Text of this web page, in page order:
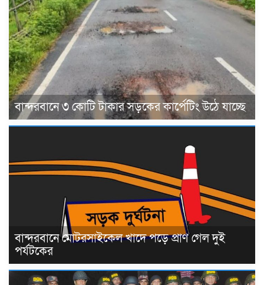
বান্দরবানে ৩ কোটি টাকার সড়কের কার্পেটিং উঠে যাচ্ছে
বান্দরবানে মোটরসাইকেল খাদে পড়ে প্রাণ গেল দুই
পর্যটকের